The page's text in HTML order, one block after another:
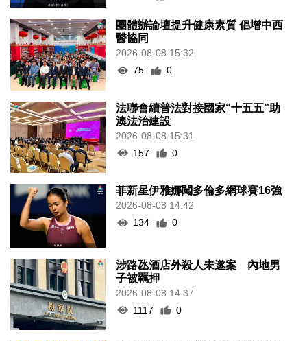
團體辦論壇提升健康素質 倡增中西
醫協同
2026-08-08 15:32
75
0
法聯會續普法對接國家“十五五”助
澳法治建設
2026-08-08 15:31
157
0
菲新星伊雅娜闖多倫多網球賽16強
2026-08-08 14:42
134
0
涉路氹酒店外殺人未遂案 內地男
子被羈押
2026-08-08 14:37
1117
0